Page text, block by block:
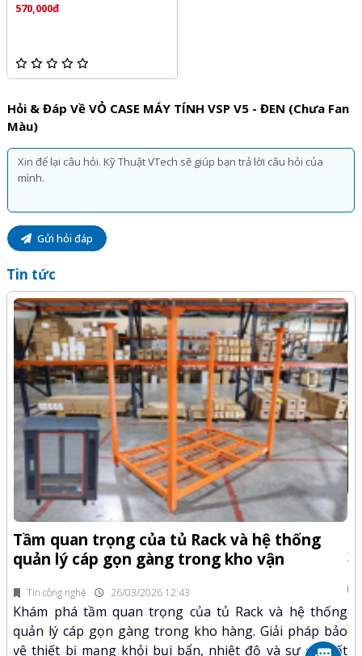
570,000đ
Hỏi & Đáp Về VỎ CASE MÁY TÍNH VSP V5 - ĐEN (Chưa Fan
Màu)
Gửi hỏi đáp
Tin tức
Tin công nghệ 26/03/2026 12:43
Tầm quan trọng của tủ Rack và hệ thống
quản lý cáp gọn gàng trong kho vận
Khám phá tầm quan trọng của tủ Rack và hệ thống
quản lý cáp gọn gàng trong kho hàng. Giải pháp bảo
vệ thiết bị mạng khỏi bụi bẩn, nhiệt độ và sự cố mất